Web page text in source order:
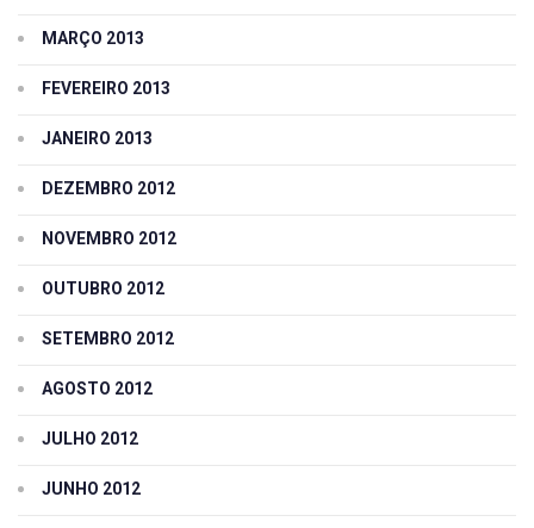
MARÇO 2013
FEVEREIRO 2013
JANEIRO 2013
DEZEMBRO 2012
NOVEMBRO 2012
OUTUBRO 2012
SETEMBRO 2012
AGOSTO 2012
JULHO 2012
JUNHO 2012